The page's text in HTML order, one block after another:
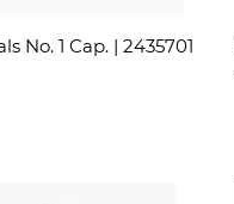
No. 1 Cap. | 2435701